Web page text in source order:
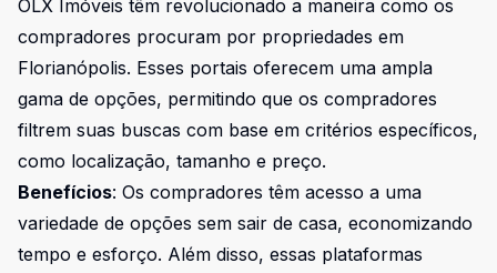
OLX Imóveis têm revolucionado a maneira como os
compradores procuram por propriedades em
Florianópolis. Esses portais oferecem uma ampla
gama de opções, permitindo que os compradores
filtrem suas buscas com base em critérios específicos,
como localização, tamanho e preço.
Benefícios: Os compradores têm acesso a uma
variedade de opções sem sair de casa, economizando
tempo e esforço. Além disso, essas plataformas